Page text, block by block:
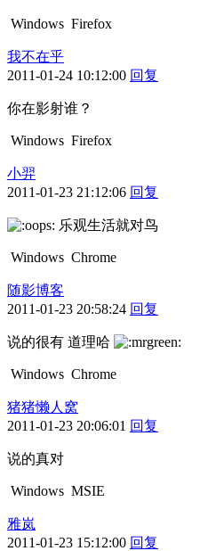
Windows Firefox
我不在乎
2011-01-24 10:12:00 回复
你在影射谁？
Windows Firefox
小羿
2011-01-23 21:12:06 回复
乐观生活就对鸟
Windows Chrome
随影博客
2011-01-23 20:58:24 回复
说的很有 道理哈
Windows Chrome
猪猪懒人窝
2011-01-23 20:06:01 回复
说的真对
Windows MSIE
雅岚
2011-01-23 15:12:00 回复